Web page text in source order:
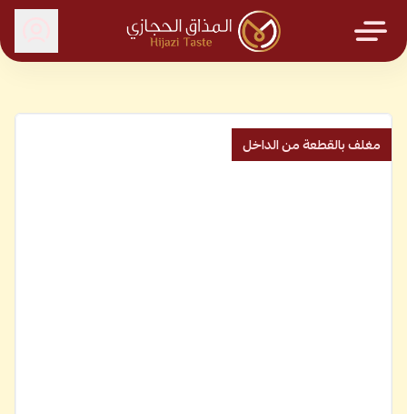
المذاق الحجازي
مغلف بالقطعة من الداخل